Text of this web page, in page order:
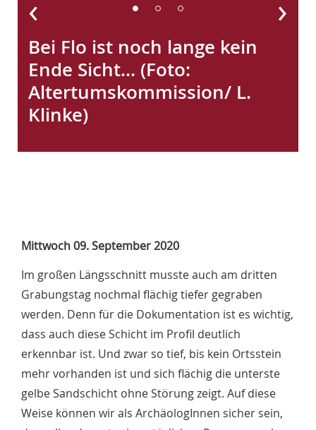
Bei Flo ist noch lange kein
Ende Sicht... (Foto:
Altertumskommission/ L.
Klinke)
‹ ›
Mittwoch 09. September 2020
Im großen Längsschnitt musste auch am dritten
Grabungstag nochmal flächig tiefer gegraben
werden. Denn für die Dokumentation ist es wichtig,
dass auch diese Schicht im Profil deutlich
erkennbar ist. Und zwar so tief, bis kein Ortsstein
mehr vorhanden ist und sich flächig die unterste
gelbe Sandschicht ohne Störung zeigt. Auf diese
Weise können wir als ArchäologInnen sicher sein,